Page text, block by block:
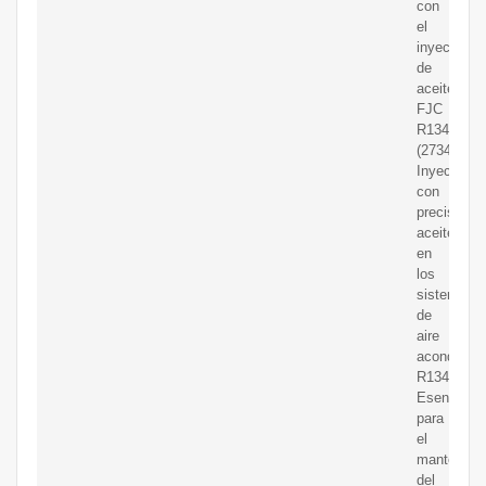
con
el
inyector
de
aceite
FJC
R134a
(2734).
Inyecta
con
precisión
aceite
en
los
sistemas
de
aire
R134a.
Esencial
para
el
del